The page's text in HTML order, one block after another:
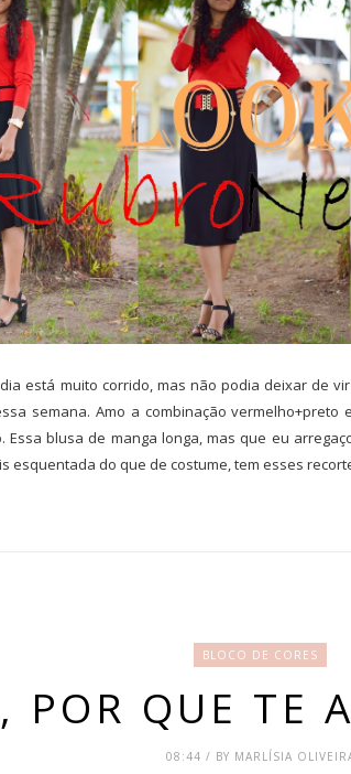
está muito corrido, mas não podia deixar de
semana. Amo a combinação
Essa blusa de manga longa, mas que eu
esquentada do que de costume, tem esses
BLOCO DE CORES
POR QUE TE
08:44 / BY MARLÍSIA